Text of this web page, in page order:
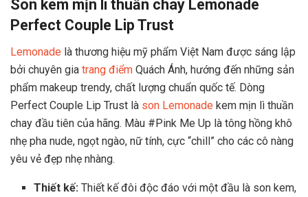
Son kem mịn lì thuần chay Lemonade
Perfect Couple Lip Trust
Lemonade là thương hiệu mỹ phẩm Việt Nam được sáng lập
bởi chuyên gia trang điểm Quách Ánh, hướng đến những sản
phẩm makeup trendy, chất lượng chuẩn quốc tế. Dòng
Perfect Couple Lip Trust là son Lemonade kem mịn lì thuần
chay đầu tiên của hãng. Màu #Pink Me Up là tông hồng khô
nhẹ pha nude, ngọt ngào, nữ tính, cực “chill” cho các cô nàng
yêu vẻ đẹp nhẹ nhàng.
Thiết kế: Thiết kế đôi độc đáo với một đầu là son kem,